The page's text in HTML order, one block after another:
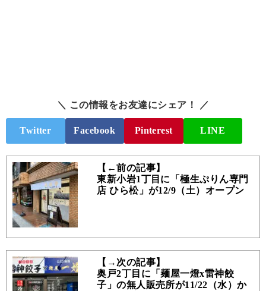
＼ この情報をお友達にシェア！ ／
Twitter Facebook Pinterest LINE
【←前の記事】
東新小岩1丁目に「極生ぷりん専門
店 ひら松」が12/9（土）オープン
【→次の記事】
奥戸2丁目に「麺屋一燈x雷神餃
子」の無人販売所が11/22（水）か